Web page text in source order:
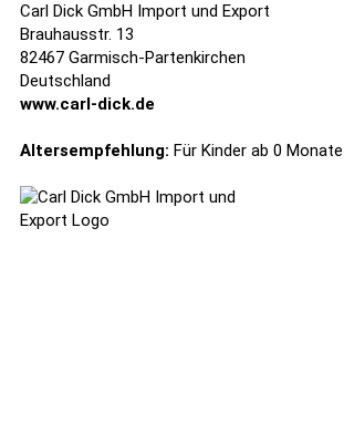
Carl Dick GmbH Import und Export
Brauhausstr. 13
82467 Garmisch-Partenkirchen
Deutschland
www.carl-dick.de
Altersempfehlung: Für Kinder ab 0 Monate